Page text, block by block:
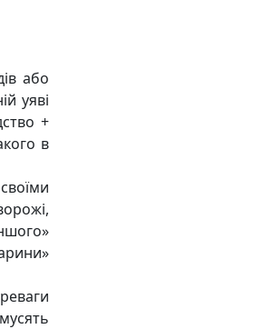
або
уяві
+
в